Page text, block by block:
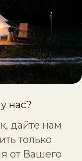
нас?
дайте нам
только
от Вашего